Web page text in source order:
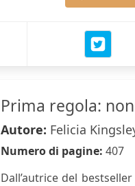
Prima regola:
Autore: Felicia
Numero di pagine: 407
Dall’autrice del